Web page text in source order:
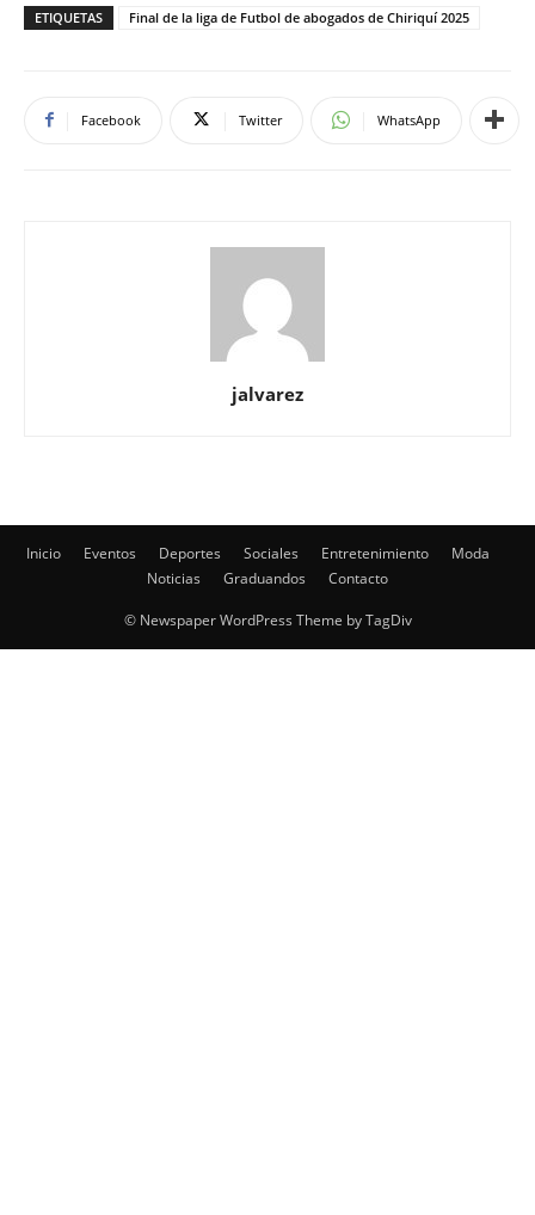
ETIQUETAS Final de la liga de Futbol de abogados de Chiriquí 2025
Facebook Twitter WhatsApp
jalvarez
Inicio Eventos Deportes Sociales Entretenimiento
Moda
Noticias
Graduandos Contacto
© Newspaper WordPress Theme by TagDiv